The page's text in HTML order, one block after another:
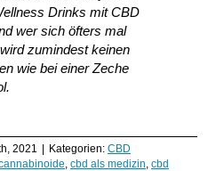
Drinks mit CBD
wer sich öfters mal
zumindest keinen
wie bei einer Zeche
2021 Kategorien: CBD
, cbd als medizin, cbd